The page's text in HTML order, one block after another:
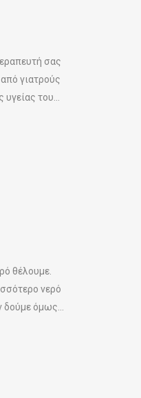
σας
γιατρούς
του...
θέλουμε.
νερό
όμως...